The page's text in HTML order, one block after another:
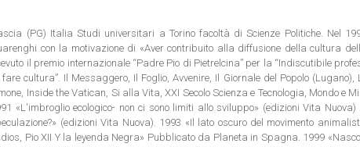
(PG) Italia Studi universitari a Torino facoltà di Scienze Politiche. Nel
con la motivazione di «Aver contribuito alla diffusione della cultura
il premio internazionale “Padre Pio di Pietrelcina” per la “Indiscutibile
cultura”. Il Messaggero, Il Foglio, Avvenire, Il Giornale del Popolo (Lugano),
Inside the Vatican, Si alla Vita, XXI Secolo Scienza e Tecnologia, Mondo e
«L'imbroglio ecologico- non ci sono limiti allo sviluppo» (edizioni Vita
(edizioni Vita Nuova). 1993 «Il lato oscuro del movimento
Pio XII Y la leyenda Negra» Pubblicato da Planeta in Spagna. 1999